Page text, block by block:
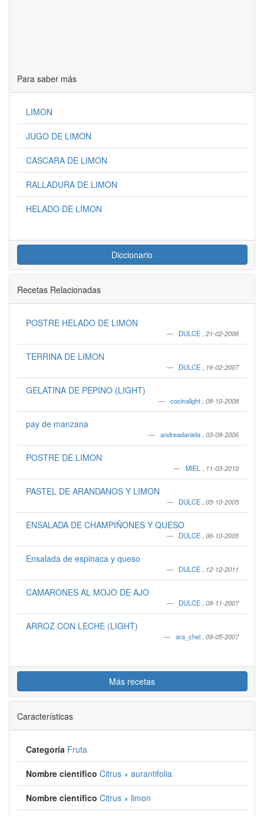
Para saber más
LIMON
JUGO DE LIMON
CASCARA DE LIMON
RALLADURA DE LIMON
HELADO DE LIMON
Diccionario
Recetas Relacionadas
POSTRE HELADO DE LIMON
DULCE 21-02-2006
TERRINA DE LIMON
DULCE 16-02-2007
GELATINA DE PEPINO (LIGHT)
cocinalight 08-10-2008
pay de manzana
andreadaniela 03-08-2006
POSTRE DE LIMON
MIEL 11-03-2010
PASTEL DE ARANDANOS Y LIMON
DULCE 05-10-2005
ENSALADA DE CHAMPIÑONES Y QUESO
DULCE 06-10-2005
Ensalada de espinaca y queso
DULCE 12-12-2011
CAMARONES AL MOJO DE AJO
DULCE 08-11-2007
ARROZ CON LECHE (LIGHT)
ara_chel 09-05-2007
Más recetas
Características
Categoría Fruta
Nombre científico Citrus × aurantifolia
Nombre científico Citrus × limon